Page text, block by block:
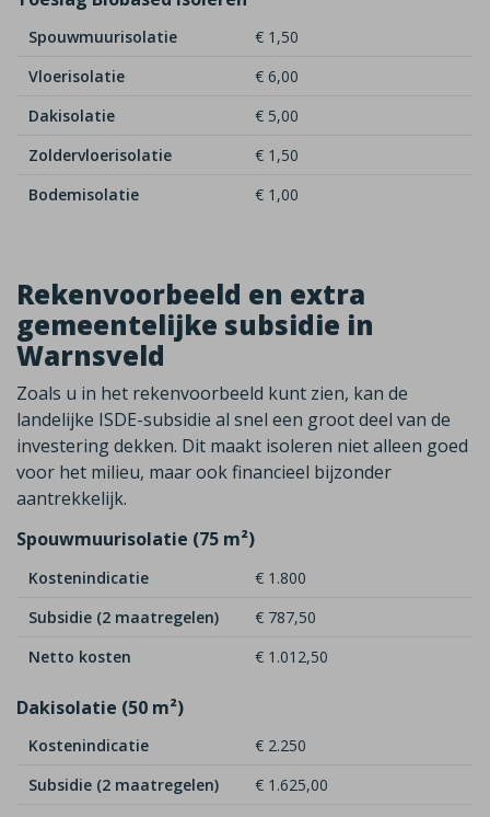
Spouwmuurisolatie
€ 1,50
Vloerisolatie
€ 6,00
Dakisolatie
€ 5,00
Zoldervloerisolatie
€ 1,50
Bodemisolatie
€ 1,00
Rekenvoorbeeld en extra
gemeentelijke subsidie in
Warnsveld
Zoals u in het rekenvoorbeeld kunt zien, kan de
landelijke ISDE-subsidie al snel een groot deel van de
investering dekken. Dit maakt isoleren niet alleen goed
voor het milieu, maar ook financieel bijzonder
aantrekkelijk.
Spouwmuurisolatie (75 m²)
Kostenindicatie
€ 1.800
Subsidie (2 maatregelen)
€ 787,50
Netto kosten
€ 1.012,50
Dakisolatie (50 m²)
Kostenindicatie
€ 2.250
Subsidie (2 maatregelen)
€ 1.625,00